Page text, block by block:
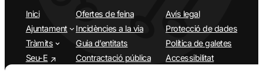
Inici
Ajuntament
Tràmits
Seu-E
Ofertes de feina
Incidències a la via
Guia d’entitats
Contractació pública
Avís legal
Protecció de dades
Política de galetes
Accessibilitat